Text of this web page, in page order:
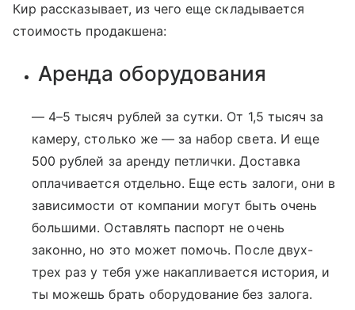
Кир рассказывает, из чего еще складывается
стоимость продакшена:
Аренда оборудования
— 4–5 тысяч рублей за сутки. От 1,5 тысяч за
камеру, столько же — за набор света. И еще
500 рублей за аренду петлички. Доставка
оплачивается отдельно. Еще есть залоги, они в
зависимости от компании могут быть очень
большими. Оставлять паспорт не очень
законно, но это может помочь. После двух-
трех раз у тебя уже накапливается история, и
ты можешь брать оборудование без залога.